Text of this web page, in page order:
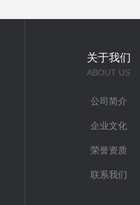
关于我们
ABOUT US
公司简介
企业文化
荣誉资质
联系我们